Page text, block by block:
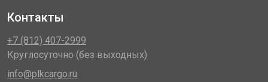
Контакты
+7 (812) 407-2999
Круглосуточно (без выходных)
info@plkcargo.ru